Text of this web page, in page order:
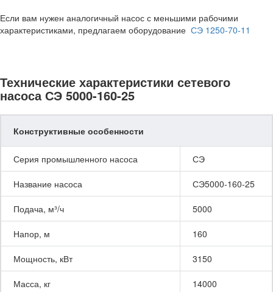
Если вам нужен аналогичный насос с меньшими рабочими
характеристиками, предлагаем оборудование СЭ 1250-70-11
Технические характеристики сетевого
насоса СЭ 5000-160-25
Конструктивные особенности
Серия промышленного насоса СЭ
Название насоса СЭ5000-160-25
Подача, м³/ч 5000
Напор, м 160
Мощность, кВт 3150
Масса, кг 14000